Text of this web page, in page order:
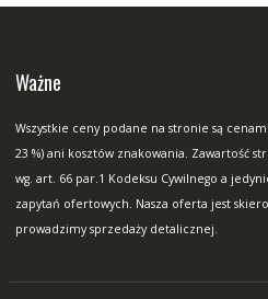
Ważne
Wszystkie ceny podane na stronie są
23 %) ani kosztów znakowania. Zawartość
wg. art. 66 par.1 Kodeksu Cywilnego a
zapytań ofertowych. Nasza oferta jest
prowadzimy sprzedaży detalicznej.